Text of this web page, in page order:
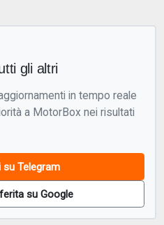
gli altri
in tempo reale
a MotorBox nei risultati
su Telegram
su Google